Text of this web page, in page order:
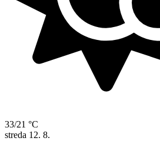
33/21 °C
streda 12. 8.